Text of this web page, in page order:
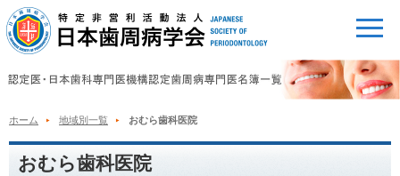
ホーム 地域別一覧 おむら歯科医院
おむら歯科医院